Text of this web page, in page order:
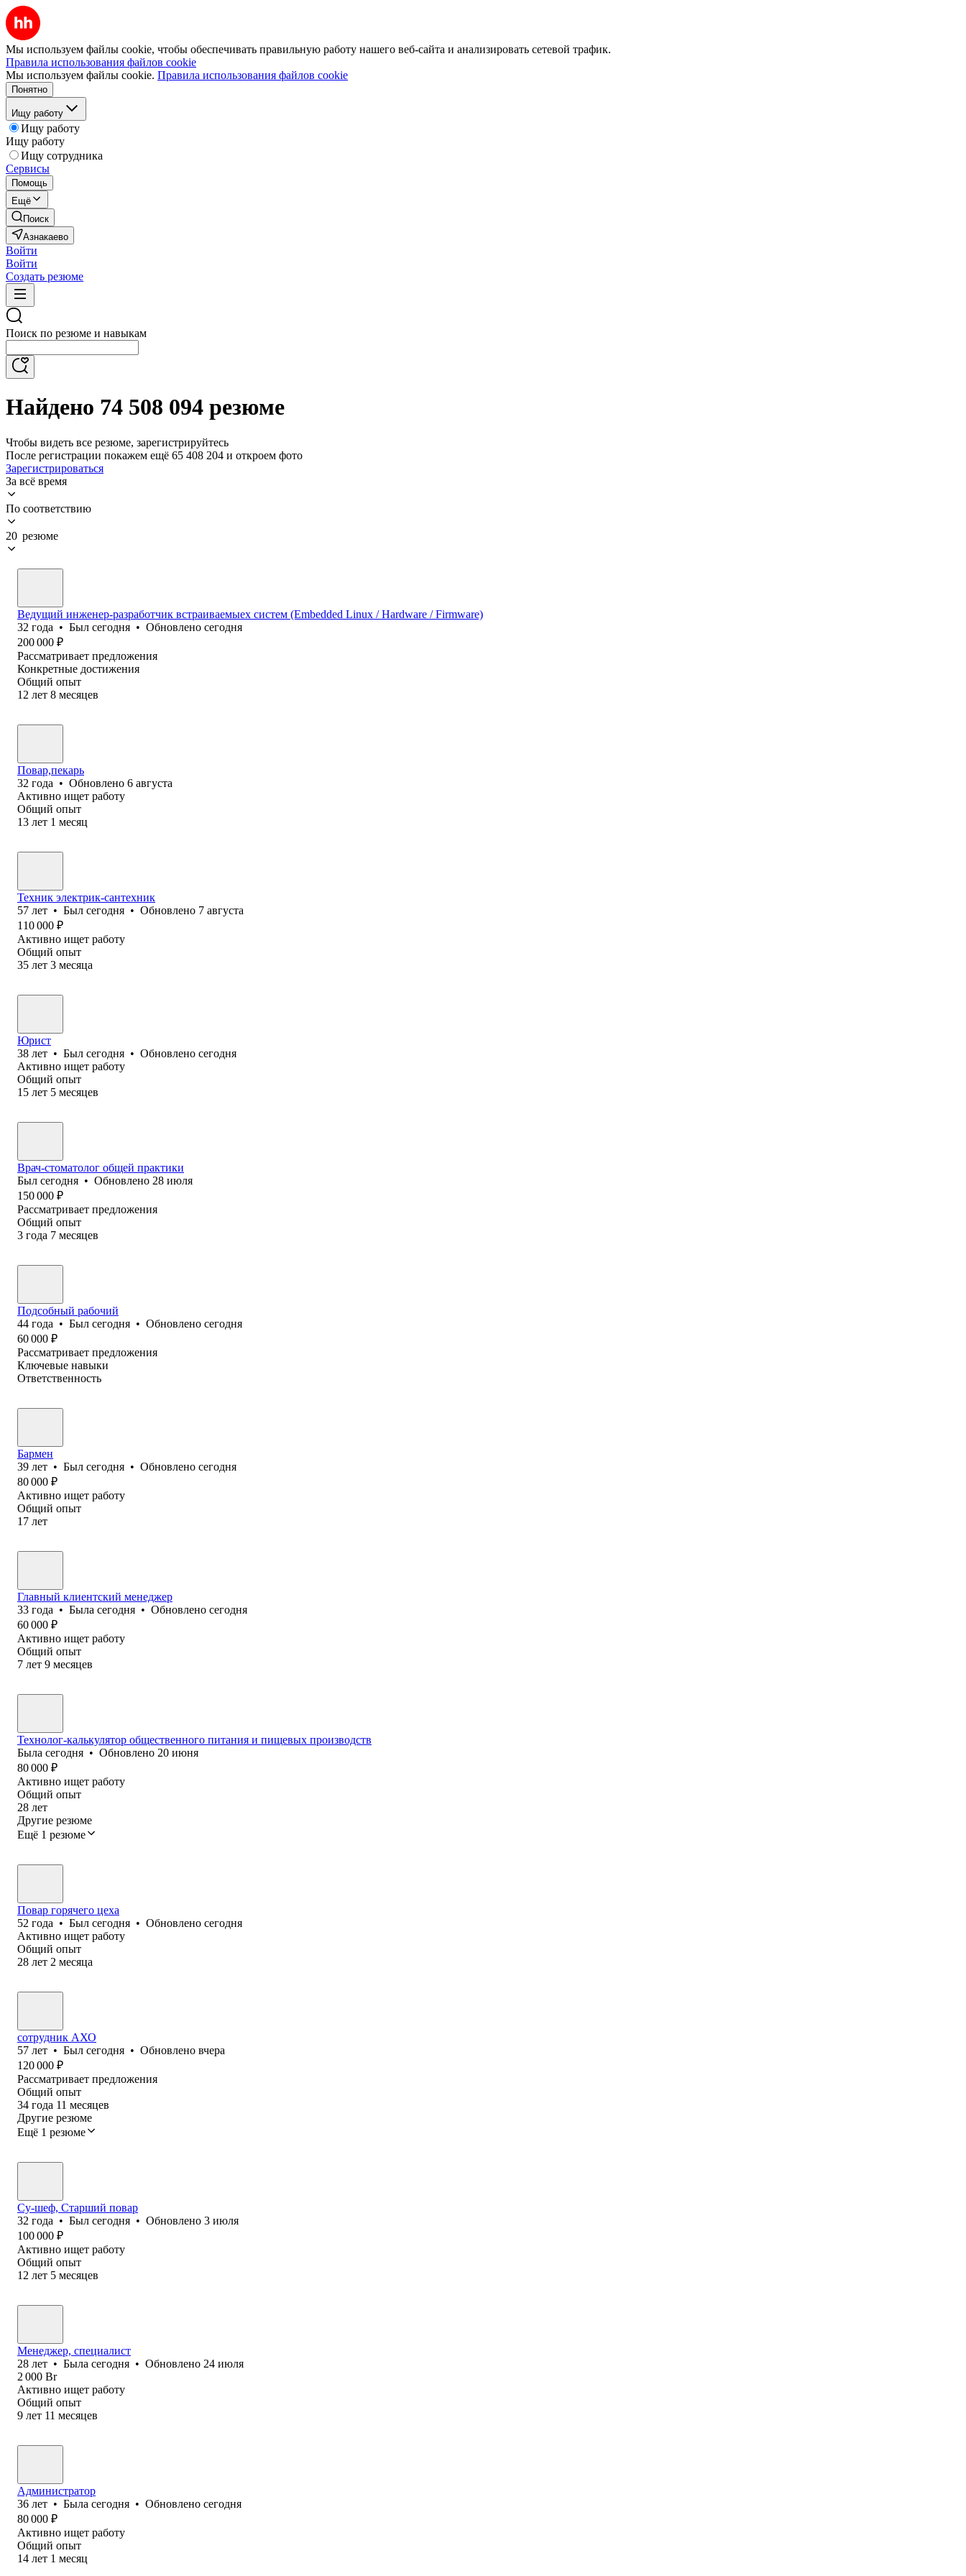
Мы используем файлы cookie, чтобы обеспечивать правильную работу нашего веб-сайта и анализировать сетевой трафик.
Правила использования файлов cookie
Мы используем файлы cookie. Правила использования файлов cookie
Понятно
Ищу работу
Ищу работу
Ищу работу
Ищу сотрудника
Сервисы
Помощь
Ещё
Поиск
Азнакаево
Войти
Войти
Создать резюме
Поиск по резюме и навыкам
Найдено 74 508 094 резюме
Чтобы видеть все резюме, зарегистрируйтесь
После регистрации покажем ещё 65 408 204 и откроем фото
Зарегистрироваться
За всё время
По соответствию
20 резюме
Ведущий инженер-разработчик встраиваемыех систем (Embedded Linux / Hardware / Firmware)
32 года • Был сегодня • Обновлено сегодня
200 000 ₽
Рассматривает предложения
Конкретные достижения
Общий опыт
12 лет 8 месяцев
Повар,пекарь
32 года • Обновлено 6 августа
Активно ищет работу
Общий опыт
13 лет 1 месяц
Техник электрик-сантехник
57 лет • Был сегодня • Обновлено 7 августа
110 000 ₽
Активно ищет работу
Общий опыт
35 лет 3 месяца
Юрист
38 лет • Был сегодня • Обновлено сегодня
Активно ищет работу
Общий опыт
15 лет 5 месяцев
Врач-стоматолог общей практики
Был сегодня • Обновлено 28 июля
150 000 ₽
Рассматривает предложения
Общий опыт
3 года 7 месяцев
Подсобный рабочий
44 года • Был сегодня • Обновлено сегодня
60 000 ₽
Рассматривает предложения
Ключевые навыки
Ответственность
Бармен
39 лет • Был сегодня • Обновлено сегодня
80 000 ₽
Активно ищет работу
Общий опыт
17 лет
Главный клиентский менеджер
33 года • Была сегодня • Обновлено сегодня
60 000 ₽
Активно ищет работу
Общий опыт
7 лет 9 месяцев
Технолог-калькулятор общественного питания и пищевых производств
Была сегодня • Обновлено 20 июня
80 000 ₽
Активно ищет работу
Общий опыт
28 лет
Другие резюме
Ещё 1 резюме
Повар горячего цеха
52 года • Был сегодня • Обновлено сегодня
Активно ищет работу
Общий опыт
28 лет 2 месяца
сотрудник АХО
57 лет • Был сегодня • Обновлено вчера
120 000 ₽
Рассматривает предложения
Общий опыт
34 года 11 месяцев
Другие резюме
Ещё 1 резюме
Су-шеф, Старший повар
32 года • Был сегодня • Обновлено 3 июля
100 000 ₽
Активно ищет работу
Общий опыт
12 лет 5 месяцев
Менеджер, специалист
28 лет • Была сегодня • Обновлено 24 июля
2 000 Br
Активно ищет работу
Общий опыт
9 лет 11 месяцев
Администратор
36 лет • Была сегодня • Обновлено сегодня
80 000 ₽
Активно ищет работу
Общий опыт
14 лет 1 месяц